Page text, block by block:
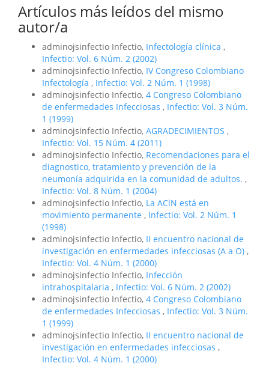
Artículos más leídos del mismo
autor/a
adminojsinfectio Infectio, Infectología clínica ,
Infectio: Vol. 6 Núm. 2 (2002)
adminojsinfectio Infectio, IV Congreso Colombiano
Infectología , Infectio: Vol. 2 Núm. 1 (1998)
adminojsinfectio Infectio, 4 Congreso Colombiano
de enfermedades Infecciosas , Infectio: Vol. 3 Núm.
1 (1999)
adminojsinfectio Infectio, AGRADECIMIENTOS ,
Infectio: Vol. 15 Núm. 4 (2011)
adminojsinfectio Infectio, Recomendaciones para el
diagnostico, tratamiento y prevención de la
neumonía adquirida en la comunidad de adultos. ,
Infectio: Vol. 8 Núm. 1 (2004)
adminojsinfectio Infectio, La AClN está en
movimiento permanente , Infectio: Vol. 2 Núm. 1
(1998)
adminojsinfectio Infectio, II encuentro nacional de
investigación en enfermedades infecciosas (A a O) ,
Infectio: Vol. 4 Núm. 1 (2000)
adminojsinfectio Infectio, Infección
intrahospitalaria , Infectio: Vol. 6 Núm. 2 (2002)
adminojsinfectio Infectio, 4 Congreso Colombiano
de enfermedades Infecciosas , Infectio: Vol. 3 Núm.
1 (1999)
adminojsinfectio Infectio, II encuentro nacional de
investigación en enfermedades infecciosas ,
Infectio: Vol. 4 Núm. 1 (2000)